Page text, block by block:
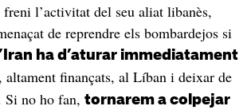
l’activitat del seu aliat libanès,
de reprendre els bombardejos si
ha d’aturar immediatament
altament finançats, al Líban i deixar de
Si no ho fan, tornarem a colpejar